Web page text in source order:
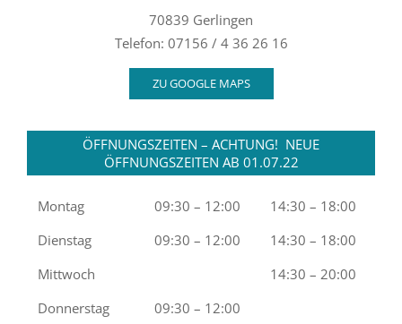
70839 Gerlingen
Telefon: 07156 / 4 36 26 16
ZU GOOGLE MAPS
ÖFFNUNGSZEITEN – ACHTUNG! NEUE
ÖFFNUNGSZEITEN AB 01.07.22
Montag 09:30 – 12:00
14:30 – 18:00
Dienstag
09:30 – 12:00
14:30 – 18:00
Mittwoch
14:30 – 20:00
Donnerstag
09:30 – 12:00